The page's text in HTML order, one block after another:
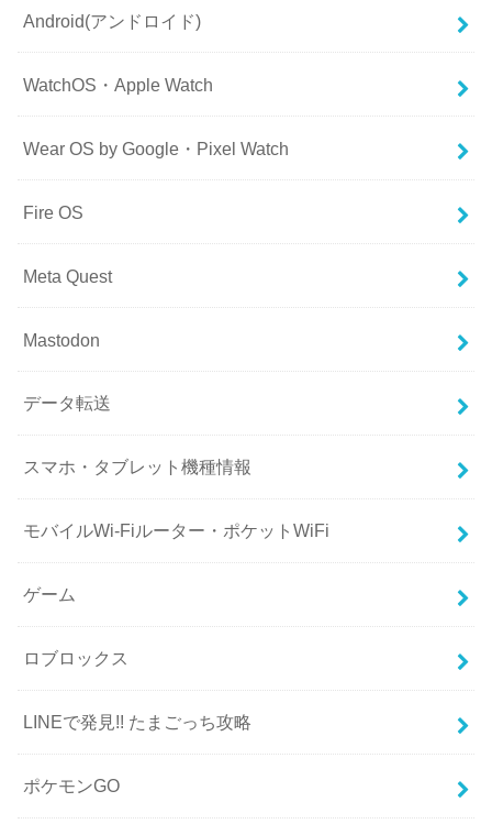
Android(アンドロイド)
WatchOS・Apple Watch
Wear OS by Google・Pixel Watch
Fire OS
Meta Quest
Mastodon
データ転送
スマホ・タブレット機種情報
モバイルWi-Fiルーター・ポケットWiFi
ゲーム
ロブロックス
LINEで発見!! たまごっち攻略
ポケモンGO